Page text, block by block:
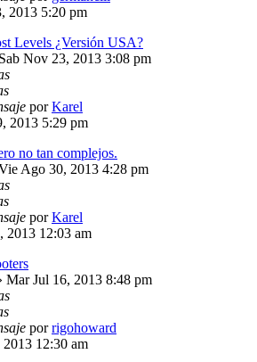
2013 5:20 pm
Levels ¿Versión USA?
Sab Nov 23, 2013 3:08 pm
porKarel
2013 5:29 pm
no tan complejos.
Ago 30, 2013 4:28 pm
porKarel
2013 12:03 am
Mar Jul 16, 2013 8:48 pm
porrigohoward
12:30 am